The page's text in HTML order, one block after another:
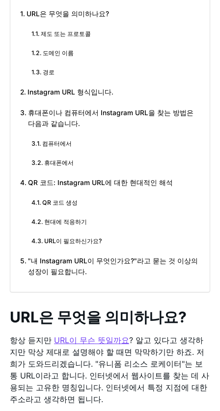
URL은 무엇을 의미하나요?
제도 또는 프로토콜
도메인 이름
경로
Instagram URL 형식입니다.
휴대폰이나 컴퓨터에서 Instagram URL을 찾는 방법은
다음과 같습니다.
컴퓨터에서
휴대폰에서
QR 코드: Instagram URL에 대한 현대적인 해석
QR 코드 생성
현대에 적응하기
URL이 필요하신가요?
"내 Instagram URL이 무엇인가요?"라고 묻는 것 이상의
성장이 필요합니다.
URL은 무엇을 의미하나요?
항상 듣지만 URL이 무슨 뜻일까요? 알고 있다고 생각하
지만 막상 제대로 설명해야 할 때면 막막하기만 하죠. 저
희가 도와드리겠습니다. "유니폼 리소스 로케이터"는 보
통 URL이라고 합니다. 인터넷에서 웹사이트를 찾는 데 사
용되는 고유한 명칭입니다. 인터넷에서 특정 지점에 대한
주소라고 생각하면 됩니다.